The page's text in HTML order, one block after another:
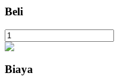
Beli
Biaya